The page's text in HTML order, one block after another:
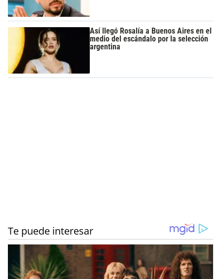
Así llegó Rosalía a Buenos Aires en el
medio del escándalo por la selección
argentina